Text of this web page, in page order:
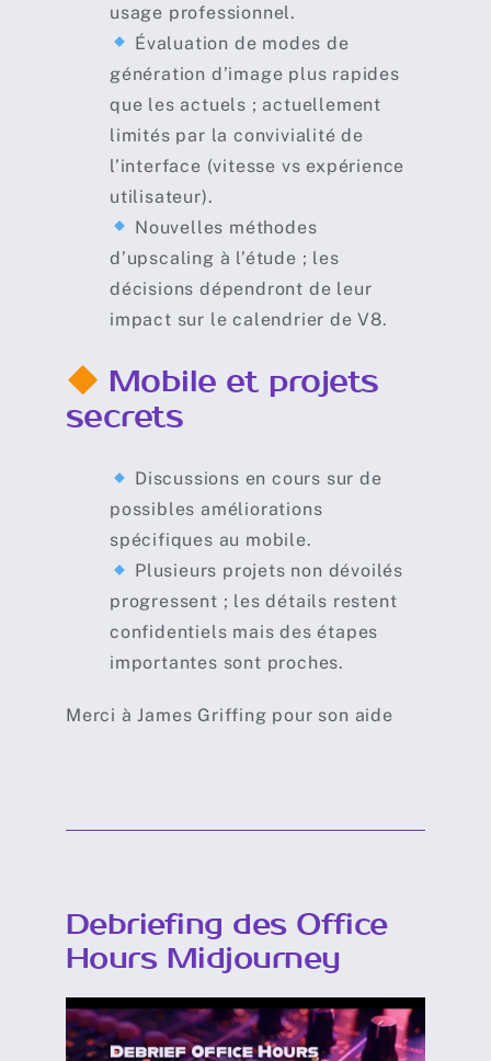
usage professionnel.
Évaluation de modes de
génération d’image plus rapides
que les actuels ; actuellement
limités par la convivialité de
l’interface (vitesse vs expérience
utilisateur).
Nouvelles méthodes
d’upscaling à l’étude ; les
décisions dépendront de leur
impact sur le calendrier de V8.
Mobile et projets
secrets
Discussions en cours sur de
possibles améliorations
spécifiques au mobile.
Plusieurs projets non dévoilés
progressent ; les détails restent
confidentiels mais des étapes
importantes sont proches.
Merci à James Griffing pour son aide
Debriefing des Office
Hours Midjourney